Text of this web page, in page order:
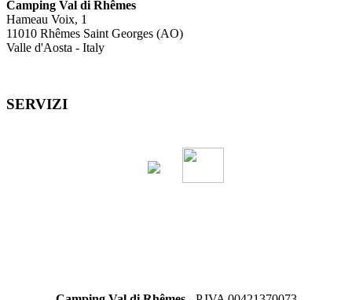
Camping Val di Rhêmes
Hameau Voix, 1
11010 Rhêmes Saint Georges (AO)
Valle d'Aosta - Italy
SERVIZI